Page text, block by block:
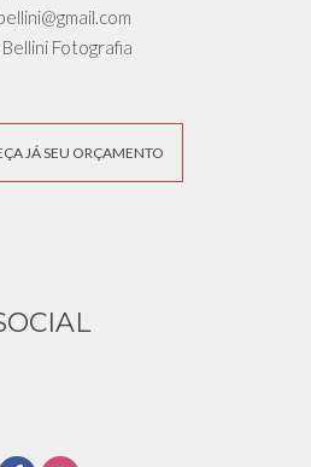
Fotografia
JÁ SEU ORÇAMENTO